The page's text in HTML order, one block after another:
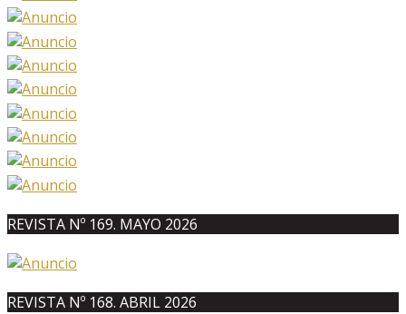
REVISTA Nº 169. MAYO 2026
REVISTA Nº 168. ABRIL 2026